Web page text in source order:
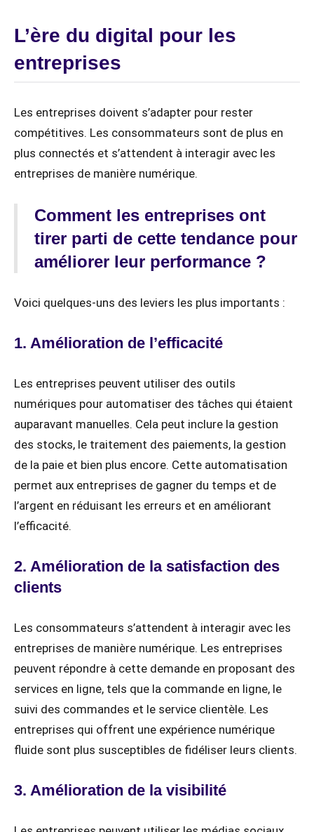
L’ère du digital pour les
entreprises
Les entreprises doivent s’adapter pour rester
compétitives. Les consommateurs sont de plus en
plus connectés et s’attendent à interagir avec les
entreprises de manière numérique.
Comment les entreprises ont
tirer parti de cette tendance pour
améliorer leur performance ?
Voici quelques-uns des leviers les plus importants :
1. Amélioration de l’efficacité
Les entreprises peuvent utiliser des outils
numériques pour automatiser des tâches qui étaient
auparavant manuelles. Cela peut inclure la gestion
des stocks, le traitement des paiements, la gestion
de la paie et bien plus encore. Cette automatisation
permet aux entreprises de gagner du temps et de
l’argent en réduisant les erreurs et en améliorant
l’efficacité.
2. Amélioration de la satisfaction des
clients
Les consommateurs s’attendent à interagir avec les
entreprises de manière numérique. Les entreprises
peuvent répondre à cette demande en proposant des
services en ligne, tels que la commande en ligne, le
suivi des commandes et le service clientèle. Les
entreprises qui offrent une expérience numérique
fluide sont plus susceptibles de fidéliser leurs clients.
3. Amélioration de la visibilité